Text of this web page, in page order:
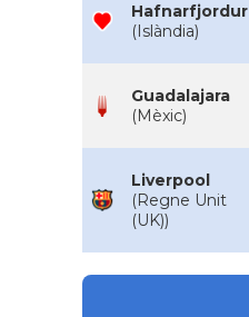
Hafnarfjordur
(Islàndia)
Guadalajara
(Mèxic)
Liverpool
(Regne Unit
(UK))